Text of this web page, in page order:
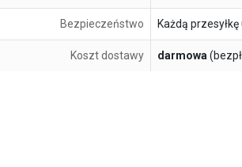
Bezpieczeństwo Każdą
Koszt dostawy darmowa